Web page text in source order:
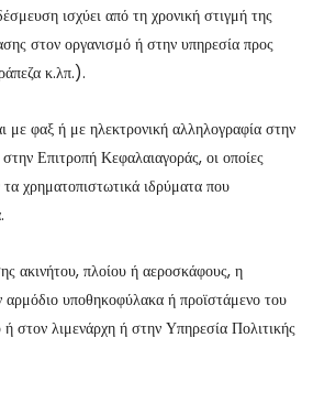
ισχύει από τη χρονική στιγμή της
στον οργανισμό ή στην υπηρεσία προς
κ.λπ.).
με φαξ ή με ηλεκτρονική αλληλογραφία στην
Επιτροπή Κεφαλαιαγοράς, οι οποίες
χρηματοπιστωτικά ιδρύματα που
ακινήτου, πλοίου ή αεροσκάφους, η
αρμόδιο υποθηκοφύλακα ή προϊστάμενο του
στον λιμενάρχη ή στην Υπηρεσία Πολιτικής